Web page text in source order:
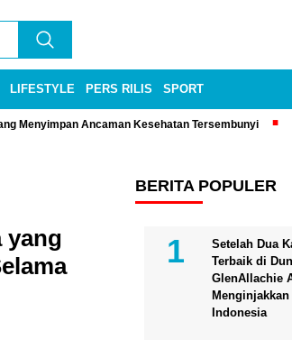
LIFESTYLE PERS RILIS SPORT
Menyimpan Ancaman Kesehatan Tersembunyi
yang
BERITA POPULER
Setelah Dua
Terbaik di
GlenAllachie
Indonesia